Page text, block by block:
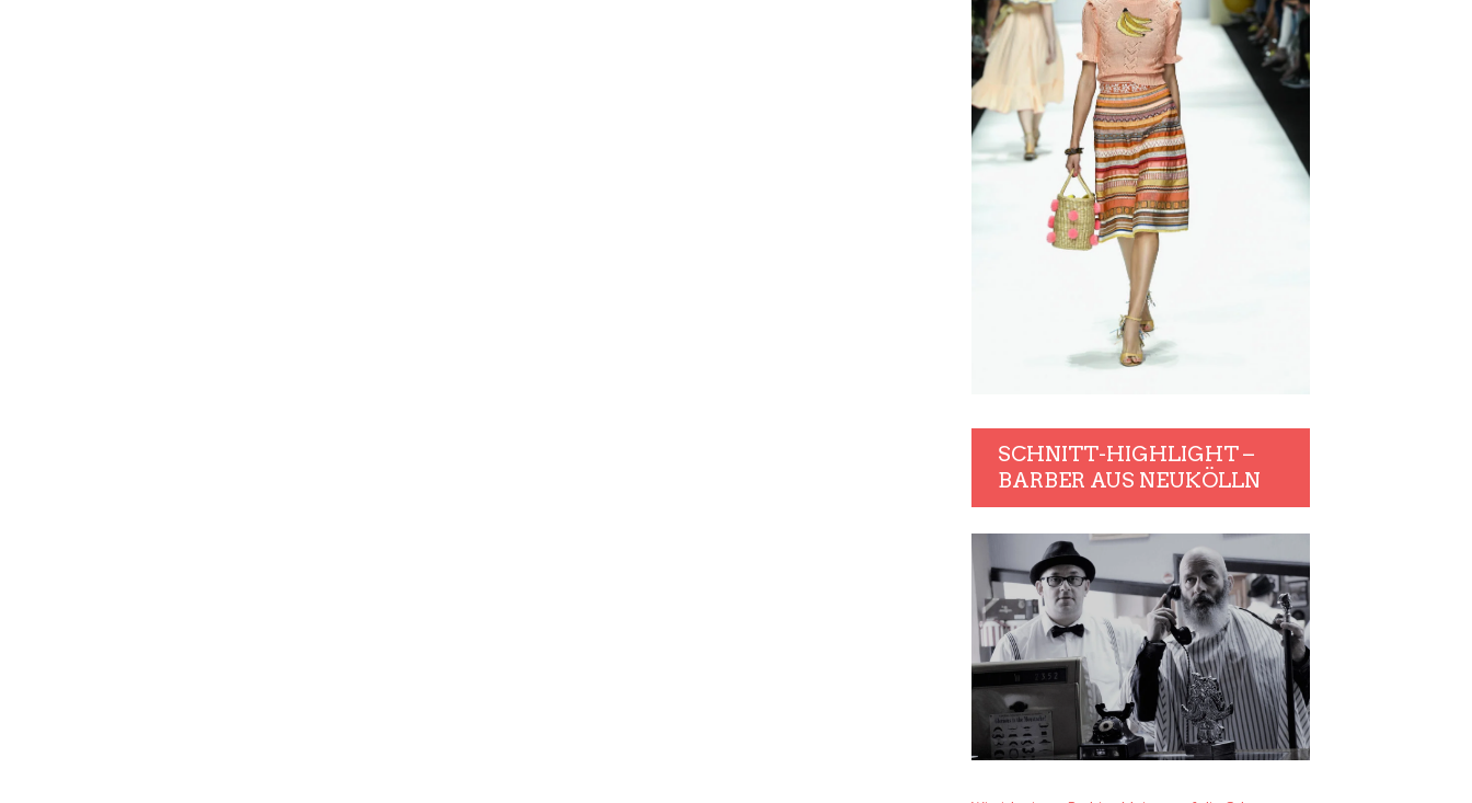
SCHNITT-HIGHLIGHT –
BARBER AUS NEUKÖLLN